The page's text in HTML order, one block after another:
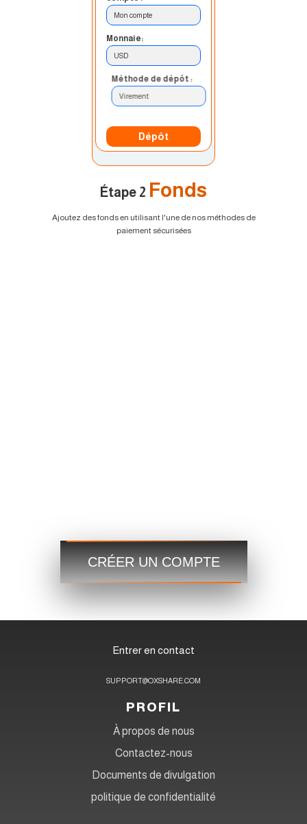
Mon compte
Monnaie:
USD
Méthode de dépôt :
Virement
Dépôt
Étape 2 Fonds
Ajoutez des fonds en utilisant l'une de nos méthodes de
paiement sécurisées
CRÉER UN COMPTE
Entrer en contact
SUPPORT@OXSHARE.COM
PROFIL
À propos de nous
Contactez-nous
Documents de divulgation
politique de confidentialité